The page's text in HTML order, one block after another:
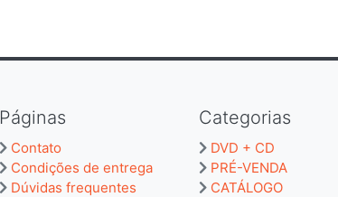
Páginas
Contato
Condições de entrega
Dúvidas frequentes
Categorias
DVD + CD
PRÉ-VENDA
CATÁLOGO